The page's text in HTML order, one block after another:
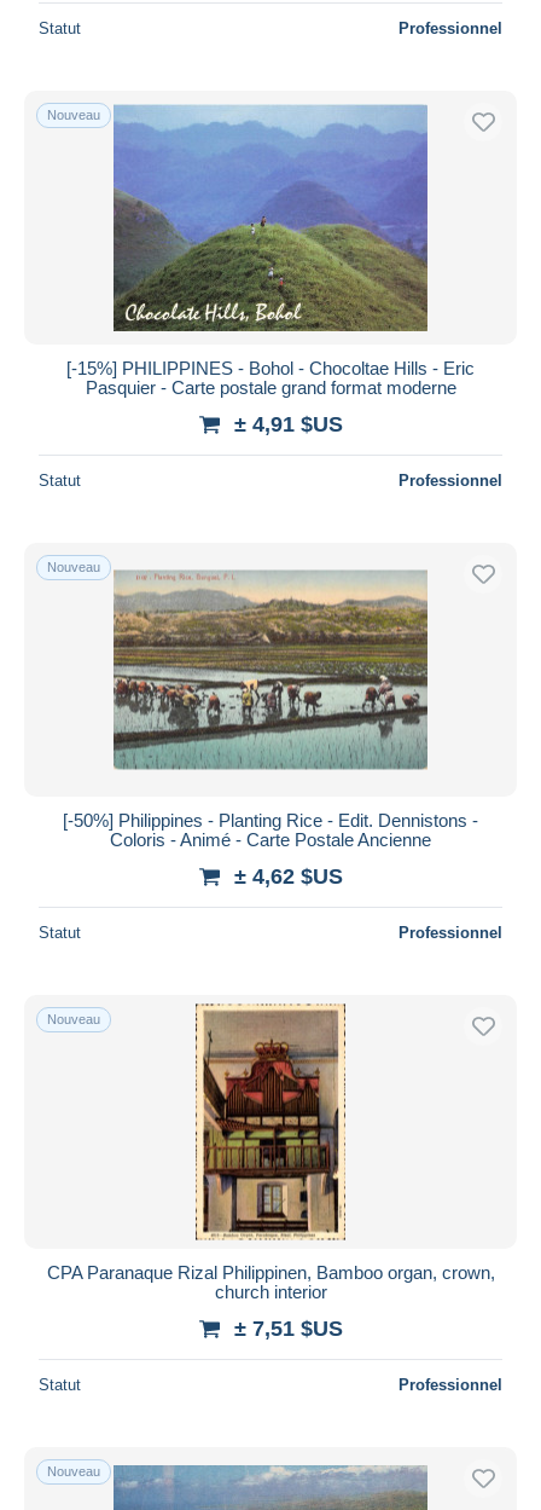
Statut Professionnel
Nouveau
[-15%] PHILIPPINES - Bohol - Chocoltae Hills - Eric
Pasquier - Carte postale grand format moderne
± 4,91 $US
Statut Professionnel
Nouveau
[-50%] Philippines - Planting Rice - Edit. Dennistons -
Coloris - Animé - Carte Postale Ancienne
± 4,62 $US
Statut Professionnel
Nouveau
CPA Paranaque Rizal Philippinen, Bamboo organ, crown,
church interior
± 7,51 $US
Statut Professionnel
Nouveau